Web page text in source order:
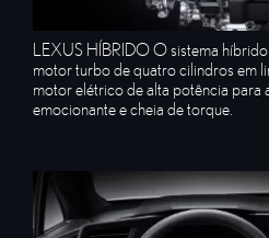
LEXUS HÍBRIDO O sistema
motor turbo de quatro cilindros em
motor elétrico de alta potência para
emocionante e cheia de torque.